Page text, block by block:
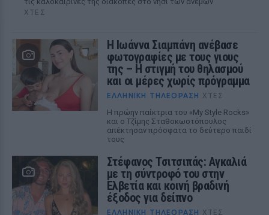
ΧΤΕΣ
H Ιωάννα Σιαμπάνη ανέβασε
φωτογραφίες με τους γιους
της – Η στιγμή του θηλασμού
και οι μέρες χωρίς πρόγραμμα
ΕΛΛΗΝΙΚΉ ΤΗΛΕΌΡΑΣΗ ΧΤΕΣ
Η πρώην παίκτρια του «My Style Rocks»
και ο Τζίμης Σταθοκωστόπουλος
απέκτησαν πρόσφατα το δεύτερο παιδί
τους
Στέφανος Τσιτσιπάς: Αγκαλιά
με τη σύντροφό του στην
Ελβετία και κοινή βραδινή
έξοδος για δείπνο
ΕΛΛΗΝΙΚΉ ΤΗΛΕΌΡΑΣΗ ΧΤΕΣ